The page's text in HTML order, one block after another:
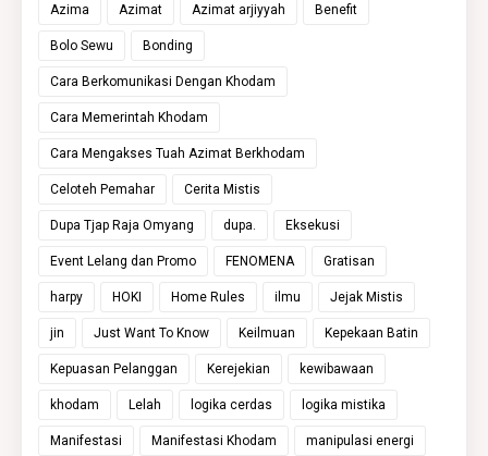
Azima Azimat Azimat arjiyyah Benefit
Bolo Sewu Bonding
Cara Berkomunikasi Dengan Khodam
Cara Memerintah Khodam
Cara Mengakses Tuah Azimat Berkhodam
Celoteh Pemahar Cerita Mistis
Dupa Tjap Raja Omyang dupa. Eksekusi
Event Lelang dan Promo FENOMENA Gratisan
harpy HOKI Home Rules ilmu Jejak Mistis
jin Just Want To Know Keilmuan Kepekaan Batin
Kepuasan Pelanggan Kerejekian kewibawaan
khodam Lelah logika cerdas logika mistika
Manifestasi Manifestasi Khodam manipulasi energi